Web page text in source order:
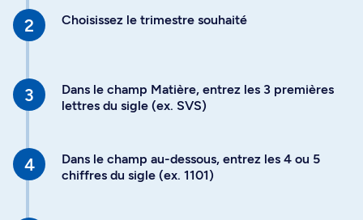
Choisissez le trimestre souhaité
Dans le champ Matière, entrez les 3 premières
lettres du sigle (ex. SVS)
Dans le champ au-dessous, entrez les 4 ou 5
chiffres du sigle (ex. 1101)